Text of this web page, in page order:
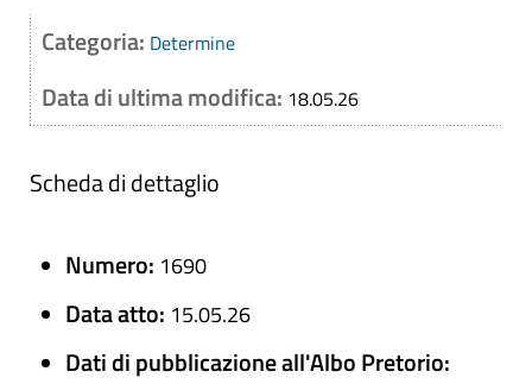
Categoria: Determine
Data di ultima modifica: 18.05.26
Scheda di dettaglio
Numero: 1690
Data atto: 15.05.26
Dati di pubblicazione all'Albo Pretorio: